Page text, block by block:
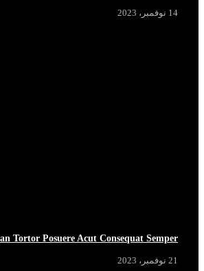
14 نوفمبر، 2023
Tortor Posuere Acut Consequat Semper
21 نوفمبر، 2023